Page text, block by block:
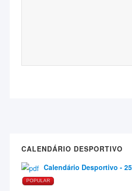
CALENDÁRIO DESPORTIVO
Calendário Desportivo -
POPULAR